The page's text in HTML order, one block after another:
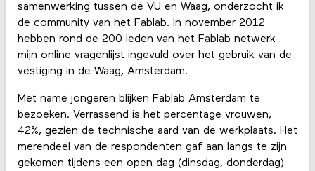
samenwerking tussen de VU en Waag, onderzocht ik
de community van het Fablab. In november 2012
hebben rond de 200 leden van het Fablab netwerk
mijn online vragenlijst ingevuld over het gebruik van de
vestiging in de Waag, Amsterdam.
Met name jongeren blijken Fablab Amsterdam te
bezoeken. Verrassend is het percentage vrouwen,
42%, gezien de technische aard van de werkplaats. Het
merendeel van de respondenten gaf aan langs te zijn
gekomen tijdens een open dag (dinsdag, donderdag)